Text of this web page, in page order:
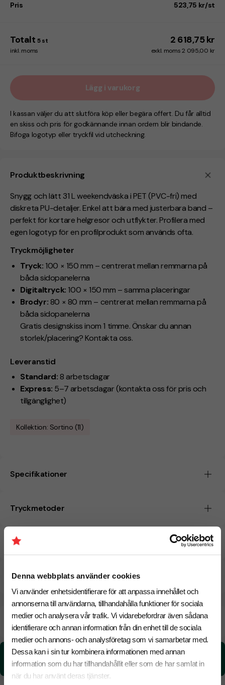
Denna webbplats använder cookies
Vi använder enhetsidentifierare för att anpassa innehållet och
annonserna till användarna, tillhandahålla funktioner för sociala
medier och analysera vår trafik. Vi vidarebefordrar även sådana
identifierare och annan information från din enhet till de sociala
medier och annons- och analysföretag som vi samarbetar med.
Dessa kan i sin tur kombinera informationen med annan
information som du har tillhandahållit eller som de har samlat in
när du har använt deras tjänster.
Produktbeskrivning
Snygg och lätt 31 L weekendväska i PET (PVC-fri) med
diskreta PU-detaljer. Enkel att bära med justerbara band –
perfekt för kortare helgresor och utflykter. Profilera med
egen logotyp för en profilprodukt som används ofta.
Tryckmöjligheter
Tryck: 100 × 150 mm – centrerat mellan remmarna på
båda sidopanelerna
Digitaltryck: 100 × 150 mm – samma placeringar
Brodyr: 80 × 80 mm – centrerat mellan remmarna på
båda sidopanelerna
Gratis designskiss inom 1 timme. Önskar du annan
storlek/placering? Kontakta oss.
Leveranstid
Standard: 8 arbetsdagar
Express: 5–7 arbetsdagar (kontakta oss för pris och
tillgänglighet)
Kollektion: Sortino (11)
Specifikationer
Tryckmetoder
Pristabell
CO₂e -avtryck
Pris
523,75 kr/st
Totalt 5 st 2 618,75 kr
inkl. moms exkl. moms 2 095,00 kr
Lägg i varukorg
I kassan väljer du att slutföra köp eller begära offert. Du får alltid
en skiss och pris för godkännande innan ordern blir bindande.
Bifoga logotyp eller tryckfil vid utcheckning.
19 Augusti Beräknad leveranstid: 8 arbetsdagar
Snabbare leverans? Kontakta oss.
CO₂e -avtryck:
5.65 kg CO₂e / per styck